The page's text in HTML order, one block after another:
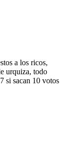
a los ricos,
urquiza, todo
si sacan 10 votos